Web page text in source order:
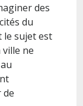
des
du
sujet est
ne
de